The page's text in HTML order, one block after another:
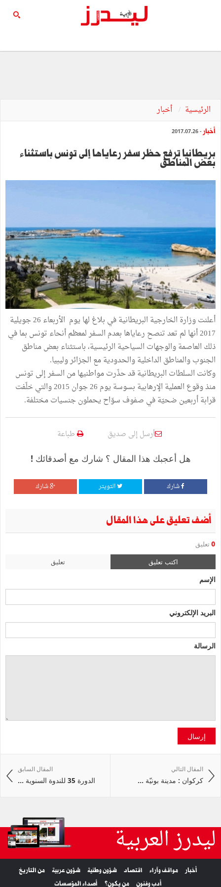
الرئيسية أخبار
أخبار - 2017.07.26
بريطانيا ترفع حظر سفر رعاياها إلى تونس باستثناء
بعض المناطق
أعلنت وزارة الخارجية البريطانية في بلاغ لها يوم الأربعاء 26 جويلية
2017 أنها لم تعد تنصح رعاياها بعدم السفر لمعظم أنحاء تونس بما في
ذلك العاصمة والوجهات السياحية الرئيسية، باستثناء بعض مناطق
الجنوب والمناطق الداخلية والحدودية مع الجزائر وليبيا.
وكانت السلطات البريطانية قد حذّرت مواطنيها من السفر إلى تونس
منذ وقوع العملية الإرهابية بسوسة يوم 26 جوان 2015 والتي خلّفت
قرابة أربعين ضحيّة في صفوف سوّاح يحملون جنسيات مختلفة.
أرسل إلى صديق طباعة
هل أعجبك هذا المقال ؟ شارك مع أصدقائك !
شارك التويتر شارك
أضف تعليق على هذا المقال
0 تعليق
اكتب تعليق تعليق
الإسم
البريد الإلكتروني
الرسالة
إرسال
المقال السابق
الدورة 35 للندوة السنوية ...
المقال التالي
كركوان : مدينة بونيّة ...
ليدرز العربية
أخبار مواقف وآراء اقتصاد شؤون وطنية شؤون عربية
من التاريخ
أدب وفنون
من يكون؟ أصداء المؤسسات